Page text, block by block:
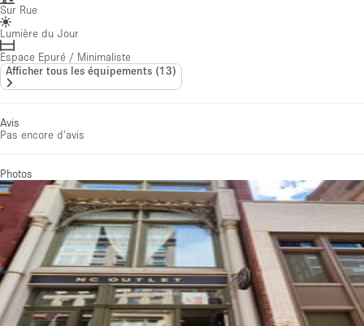
Sur Rue
Lumière du Jour
Espace Epuré / Minimaliste
Afficher tous les équipements (13)
Avis
Pas encore d'avis
Photos